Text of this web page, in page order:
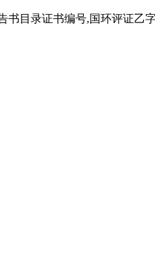
目录证书编号,国环评证乙